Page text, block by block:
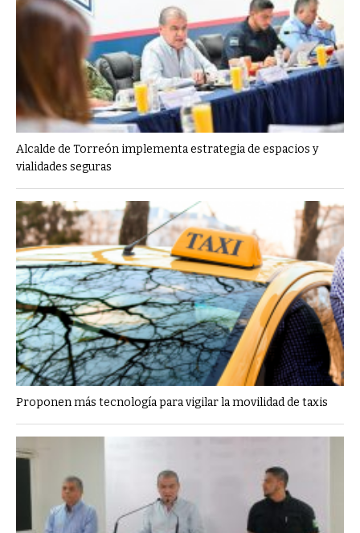
Alcalde de Torreón implementa estrategia de espacios y
vialidades seguras
Proponen más tecnología para vigilar la movilidad de taxis